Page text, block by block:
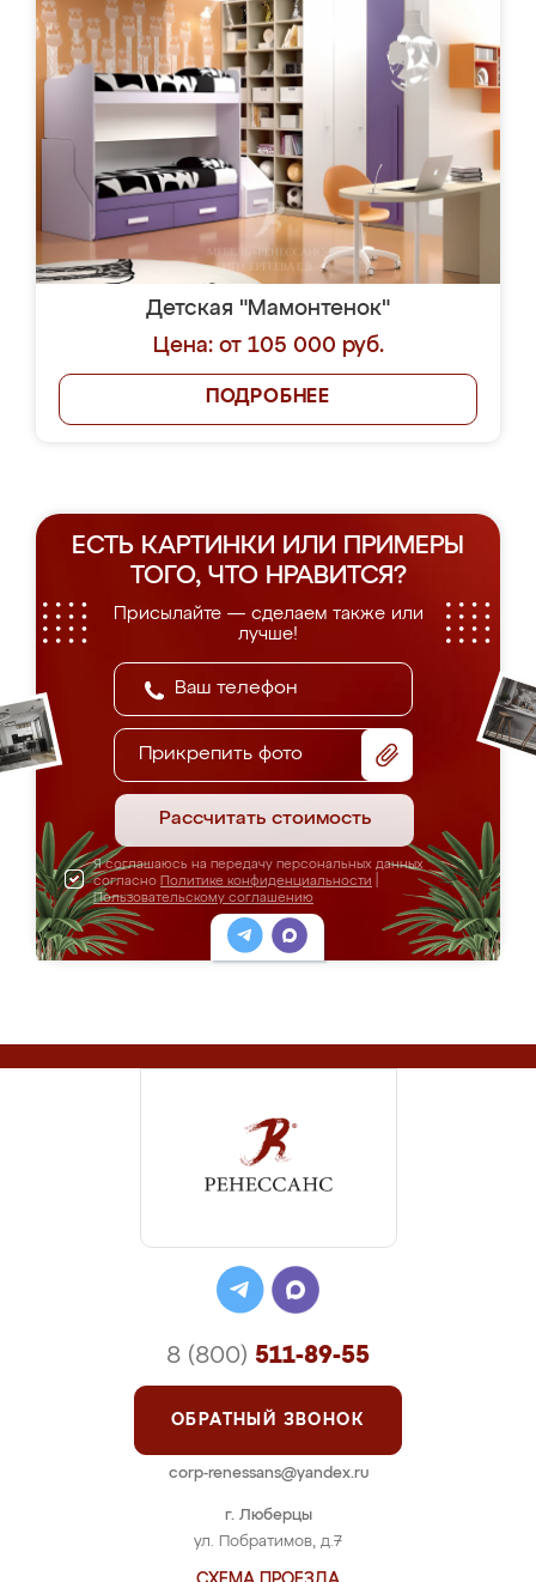
Детская "Мамонтенок"
Цена: от 105 000 руб.
ПОДРОБНЕЕ
ЕСТЬ КАРТИНКИ ИЛИ ПРИМЕРЫ
ТОГО, ЧТО НРАВИТСЯ?
Присылайте — сделаем также или
лучше!
Прикрепить фото
Рассчитать стоимость
Я соглашаюсь на передачу персональных данных
согласно Политике конфиденциальности
Пользовательскому соглашению
г. Люберцы
ул. Побратимов, д.7
8 (800) 511-89-55
ОБРАТНЫЙ ЗВОНОК
corp-renessans@yandex.ru